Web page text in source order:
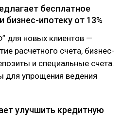
бесплатное
бизнес-ипотеку от 13%
для новых клиентов —
расчетного счета, бизнес-
и специальные счета.
для упрощения ведения
улучшить кредитную